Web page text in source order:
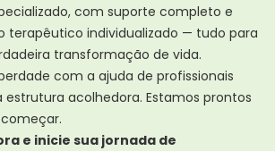
com suporte completo e
terapêutico individualizado — tudo para
transformação de vida.
com a ajuda de profissionais
acolhedora. Estamos prontos
e inicie sua jornada de